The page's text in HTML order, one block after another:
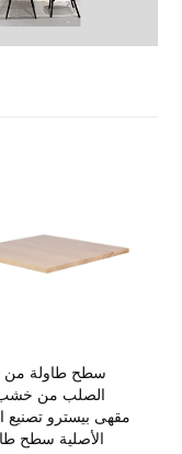
سطح طاولة من
الصلب من خشب
مقهى بيسترو تصنيع
الأصلية سطح